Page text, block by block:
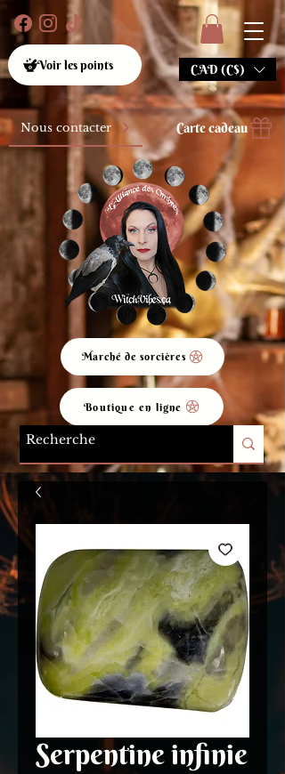
CAD (C$)
Nous contacter
Voir les points
Carte cadeau
Boutique en ligne
Marché de sorcières
Serpentine infinie